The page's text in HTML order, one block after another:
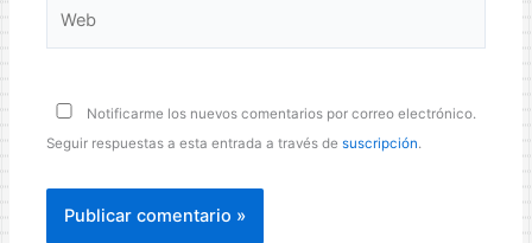
Notificarme los nuevos comentarios por correo electrónico.
Seguir respuestas a esta entrada a través desuscripción.